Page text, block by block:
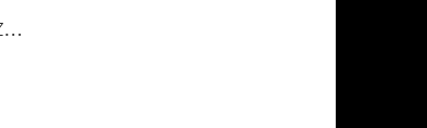
Falaise-De-Lune (rocher De La Lauze Au Petit Matin)